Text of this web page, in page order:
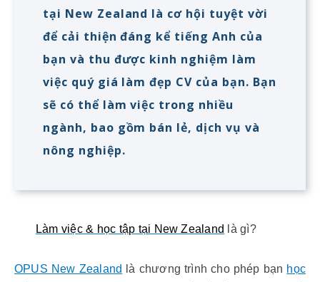
tại New Zealand là cơ hội tuyệt vời
để cải thiện đáng kể tiếng Anh của
bạn và thu được kinh nghiệm làm
việc quý giá làm đẹp CV của bạn. Bạn
sẽ có thể làm việc trong nhiều
ngành, bao gồm bán lẻ, dịch vụ và
nông nghiệp.
Làm việc & học tập tại New Zealand là gì?
OPUS New Zealand là chương trình cho phép bạn học